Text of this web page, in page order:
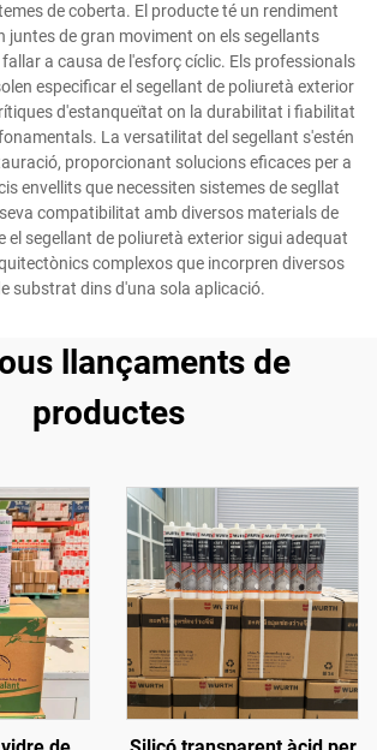
de coberta. El producte té un rendiment
juntes de gran moviment on els segellants
a causa de l'esforç cíclic. Els professionals
especificar el segellant de poliuretà exterior
d'estanqueïtat on la durabilitat i fiabilitat
La versatilitat del segellant s'estén
proporcionant solucions eficaces per a
envellits que necessiten sistemes de segllat
compatibilitat amb diversos materials de
el segellant de poliuretà exterior sigui adequat
complexos que incorpren diversos
substrat dins d'una sola aplicació.
llançaments de
productes